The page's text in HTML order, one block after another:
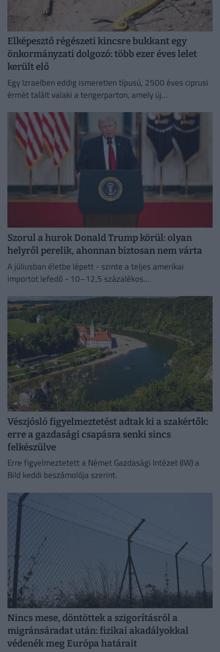
Elképesztő régészeti kincsre bukkant egy
önkormányzati dolgozó: több ezer éves lelet
került elő
Egy Izraelben eddig ismeretlen típusú, 2500 éves ciprusi
érmét talált valaki a tengerparton, amely új
kereskedelemről.
Szorul a hurok Donald Trump körül: olyan
helyről perelik, ahonnan biztosan nem várta
A júliusban életbe lépett - szinte a teljes amerikai
importot lefedő - 10–12,5 százalékos
fellépéssel indokolja.
Vészjósló figyelmeztetést adtak ki a szakértők:
erre a gazdasági csapásra senki sincs
felkészülve
Erre figyelmeztetett a Német Gazdasági Intézet (IW) a
Bild keddi beszámolója szerint.
Nincs mese, döntöttek a szigorításról a
migránsáradat után: fizikai akadályokkal
védenék meg Európa határait